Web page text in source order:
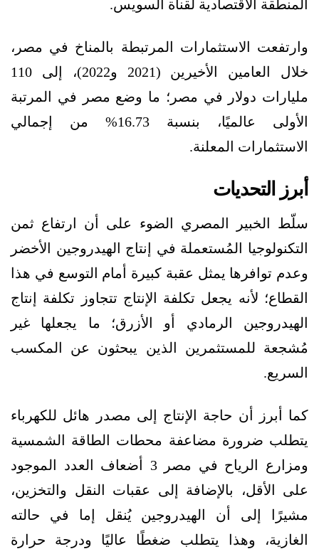
المنطقة الاقتصادية لقناة السويس.
وارتفعت الاستثمارات المرتبطة بالمناخ في مصر،
خلال العامين الأخيرين (2021 و2022)، إلى 110
مليارات دولار في مصر؛ ما وضع مصر في المرتبة
الأولى عالميًا، بنسبة 16.73% من إجمالي
الاستثمارات المعلنة.
أبرز التحديات
سلّط الخبير المصري الضوء على أن ارتفاع ثمن
التكنولوجيا المُستعملة في إنتاج الهيدروجين الأخضر
وعدم توافرها يمثل عقبة كبيرة أمام التوسع في هذا
القطاع؛ لأنه يجعل تكلفة الإنتاج تتجاوز تكلفة إنتاج
الهيدروجين الرمادي أو الأزرق؛ ما يجعلها غير
مُشجعة للمستثمرين الذين يبحثون عن المكسب
السريع.
كما أبرز أن حاجة الإنتاج إلى مصدر هائل للكهرباء
يتطلب ضرورة مضاعفة محطات الطاقة الشمسية
ومزارع الرياح في مصر 3 أضعاف العدد الموجود
على الأقل، بالإضافة إلى عقبات النقل والتخزين،
مشيرًا إلى أن الهيدروجين يُنقل إما في حالته
الغازية، وهذا يتطلب ضغطًا عاليًا ودرجة حرارة